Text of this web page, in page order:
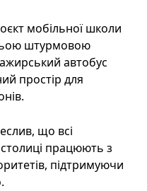
мобільної школи
штурмовою
автобус
простір для
що всі
працюють з
підтримуючи